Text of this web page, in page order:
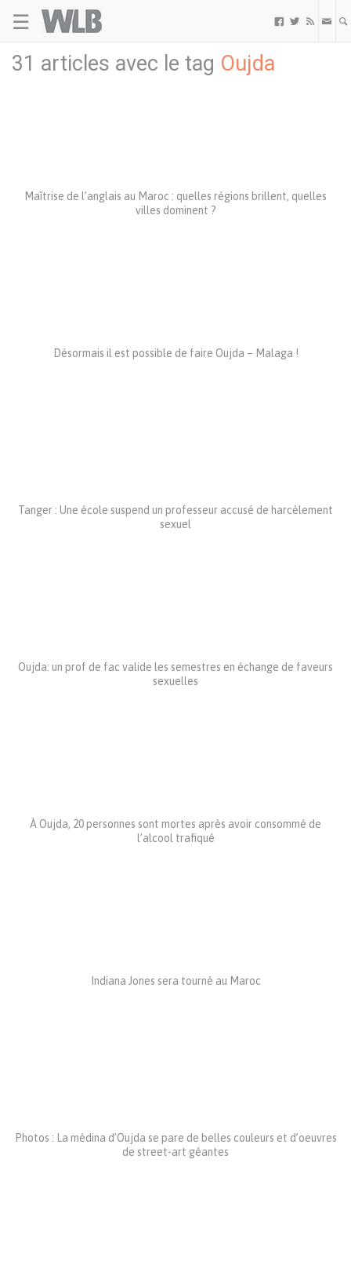
☰   
31 articles avec le tag Oujda
Maîtrise de l’anglais au Maroc : quelles régions brillent, quelles
villes dominent ?
Désormais il est possible de faire Oujda – Malaga !
Tanger : Une école suspend un professeur accusé de harcèlement
sexuel
Oujda: un prof de fac valide les semestres en échange de faveurs
sexuelles
À Oujda, 20 personnes sont mortes après avoir consommé de
l’alcool trafiqué
Indiana Jones sera tourné au Maroc
Photos : La médina d’Oujda se pare de belles couleurs et d’oeuvres
de street-art géantes